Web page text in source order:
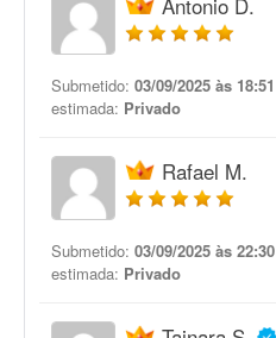
Submetido: 03/09/2025 às 18:51
estimada: Privado
Rafael M.
Submetido: 03/09/2025 às 22:30
estimada: Privado